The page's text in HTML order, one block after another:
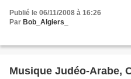
Publié le 06/11/2008 à 16:26
Par Bob_Algiers_
Musique Judéo-Arabe,